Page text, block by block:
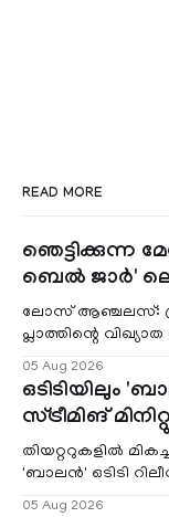
READ MORE
ഞെട്ടിക്കുന്ന
ബെൽ ജാർ'
ലോസ് ആഞ്ചലസ്:
പ്ലാത്തിന്റെ
05 Aug 2026
ഒടിടിയിലും
സ്ട്രീമിങ്
തിയറ്ററുകളിൽ
'ബാലൻ' ഒടിടി
05 Aug 2026